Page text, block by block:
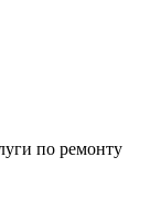
по ремонту